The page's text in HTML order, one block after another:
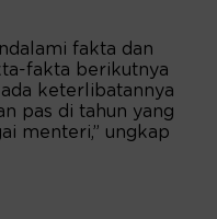
fakta dan
fakta berikutnya
keterlibatannya
pas di tahun yang
menteri,” ungkap